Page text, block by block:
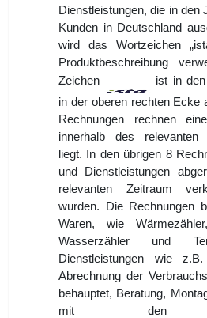
Dienstleistungen, die in den
Kunden in Deutschland
wird das Wortzeichen
Produktbeschreibung
Zeichen
ist in
in der oberen rechten Ecke
Rechnungen rechnen
innerhalb des relevanten
liegt. In den übrigen 8
und Dienstleistungen
relevanten Zeitraum
wurden. Die Rechnungen
Waren, wie
Wasserzähler und
Dienstleistungen wie
Abrechnung der
behauptet, Beratung,
mit den